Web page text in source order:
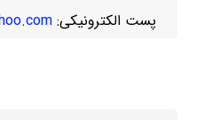
پست الکترونیکی: